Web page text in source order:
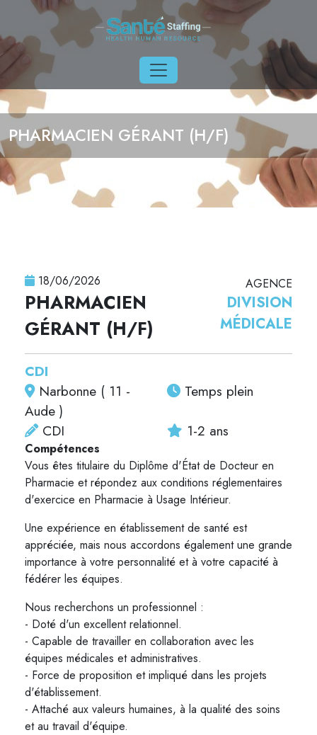
Aller au contenu principal
PHARMACIEN GÉRANT (H/F)
18/06/2026
PHARMACIEN
GÉRANT (H/F)
AGENCE
DIVISION
MÉDICALE
CDI
Narbonne ( 11 -
Aude )
Temps plein
CDI
1-2 ans
Compétences
Vous êtes titulaire du Diplôme d'État de Docteur en
Pharmacie et répondez aux conditions réglementaires
d'exercice en Pharmacie à Usage Intérieur.
Une expérience en établissement de santé est
appréciée, mais nous accordons également une grande
importance à votre personnalité et à votre capacité à
fédérer les équipes.
Nous recherchons un professionnel :
- Doté d'un excellent relationnel.
- Capable de travailler en collaboration avec les
équipes médicales et administratives.
- Force de proposition et impliqué dans les projets
d'établissement.
- Attaché aux valeurs humaines, à la qualité des soins
et au travail d'équipe.